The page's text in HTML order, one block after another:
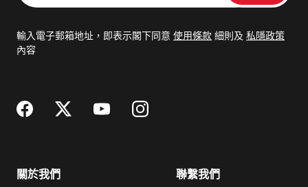
郵
輸入電子郵箱地址，即表示閣下同意 使用條款 細則及 私隱政策
內容
關於我們 聯繫我們